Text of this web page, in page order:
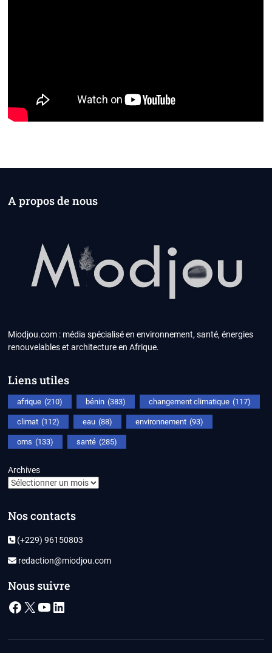
A propos de nous
Miodjou.com : média spécialisé en environnement, santé, énergies
renouvelables et architecture en Afrique.
Liens utiles
afrique (210) bénin (383) changement climatique (117)
climat (112) eau (88) environnement (93)
oms (133) santé (285)
Archives
Nos contacts
(+229) 96150803
redaction@miodjou.com
Nous suivre
Facebook
X YouTube
LinkedIn